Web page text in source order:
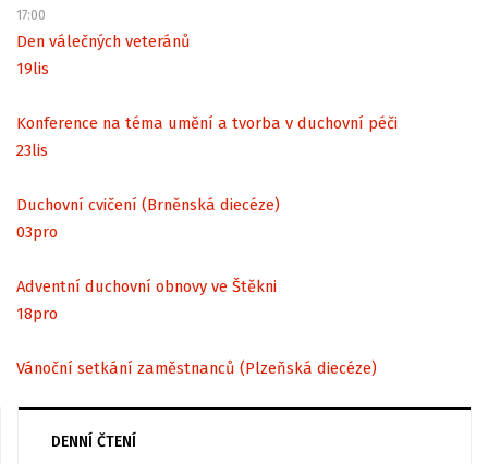
17:00
Den válečných veteránů
19lis
Konference na téma umění a tvorba v duchovní péči
23lis
Duchovní cvičení (Brněnská diecéze)
03pro
Adventní duchovní obnovy ve Štěkni
18pro
Vánoční setkání zaměstnanců (Plzeňská diecéze)
DENNÍ ČTENÍ